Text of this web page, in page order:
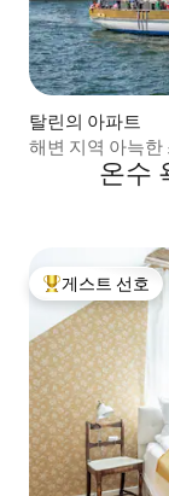
탈린의 아파트
해변 지역 아늑한
온수
상위 게스트 선호
게스트 선호